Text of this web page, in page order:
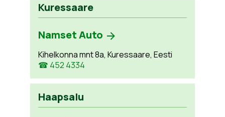
Kuressaare
Namset Auto
Kihelkonna mnt 8a, Kuressaare, Eesti
☎ 452 4334
Haapsalu